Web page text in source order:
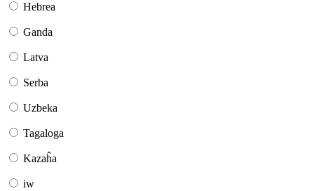
Hebrea
Ganda
Latva
Serba
Uzbeka
Tagaloga
Kazaĥa
iw